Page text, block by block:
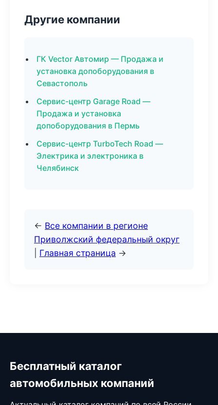
Другие компании
ГК Vector Автомир — Продажа и
установка допоборудования в
Севастополь
Сервис-центр Garage Road —
Продажа и установка
допоборудования в Пермь
Сервис-центр TurboTech Road —
Электрика и электроника в
Челябинск
← Все компании в регионе
Приволжский федеральный округ
Главная страница →
Бесплатный каталог
автомобильных компаний